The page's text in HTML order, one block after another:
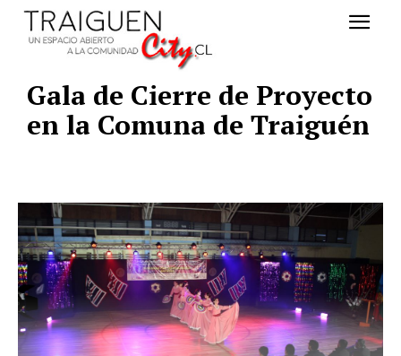
Gala de Cierre de Proyecto
en la Comuna de Traiguén